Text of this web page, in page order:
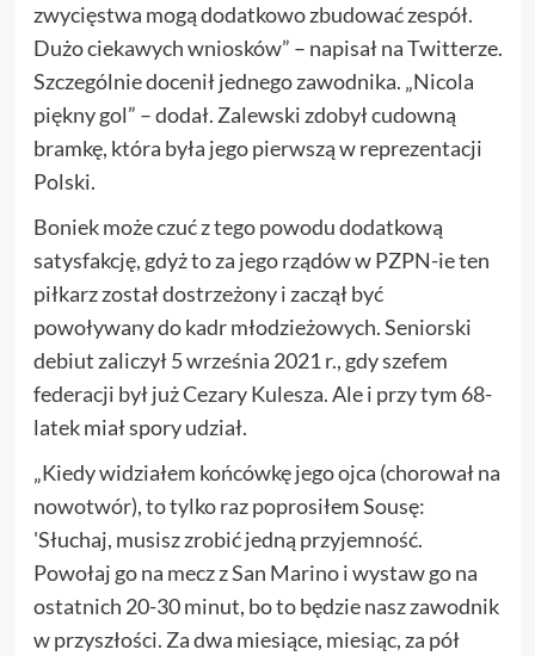
zwycięstwa mogą dodatkowo zbudować zespół.
Dużo ciekawych wniosków” – napisał na Twitterze.
Szczególnie docenił jednego zawodnika. „Nicola
piękny gol” – dodał. Zalewski zdobył cudowną
bramkę, która była jego pierwszą w reprezentacji
Polski.
Boniek może czuć z tego powodu dodatkową
satysfakcję, gdyż to za jego rządów w PZPN-ie ten
piłkarz został dostrzeżony i zaczął być
powoływany do kadr młodzieżowych. Seniorski
debiut zaliczył 5 września 2021 r., gdy szefem
federacji był już Cezary Kulesza. Ale i przy tym 68-
latek miał spory udział.
„Kiedy widziałem końcówkę jego ojca (chorował na
nowotwór), to tylko raz poprosiłem Sousę:
'Słuchaj, musisz zrobić jedną przyjemność.
Powołaj go na mecz z San Marino i wystaw go na
ostatnich 20-30 minut, bo to będzie nasz zawodnik
w przyszłości. Za dwa miesiące, miesiąc, za pół